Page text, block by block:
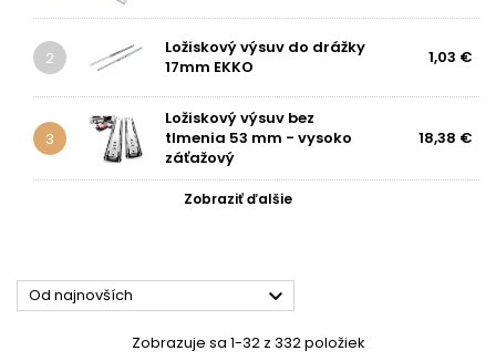
2
Ložiskový výsuv do drážky
17mm EKKO
1,03 €
3
Ložiskový výsuv bez
tlmenia 53 mm - vysoko
záťažový
18,38 €
Zobraziť ďalšie
Od najnovších 
Zobrazuje sa 1-32 z 332 položiek